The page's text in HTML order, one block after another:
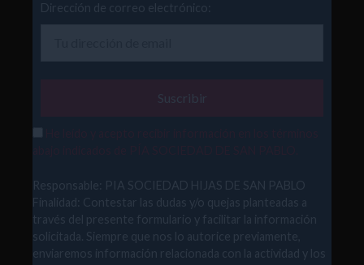
Dirección de correo electrónico:
Responsable: PIA SOCIEDAD HIJAS DE SAN PABLO
Finalidad: Contestar las dudas y/o quejas planteadas a
través del presente formulario y facilitar la información
solicitada. Siempre que nos lo autorice previamente,
enviaremos información relacionada con la actividad y los